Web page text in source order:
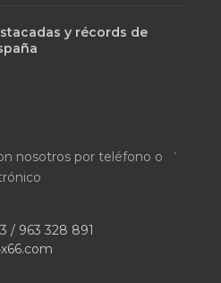
y récords de
nosotros por teléfono o
.
/ 963 328 891